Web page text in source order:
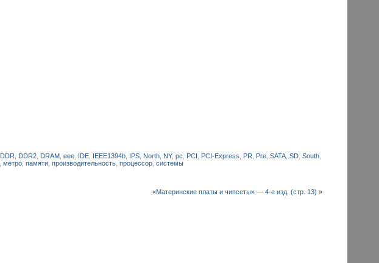
DDR DDR2 DRAM ,eee IDE IEEE1394b IPS North NY,pc PCI PCI-Express PR Pre ,SATA ,SD ,South
,метро ,памяти ,производительность ,процессор ,системы
«Материнские платы и чипсеты» — 4-е изд. (стр. 13) »